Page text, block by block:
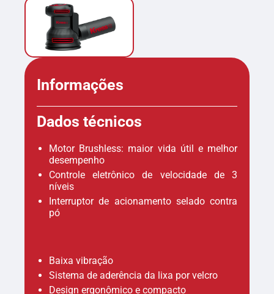
Informações
Dados técnicos
Motor Brushless: maior vida útil e melhor
desempenho
Controle eletrônico de velocidade de 3
níveis
Interruptor de acionamento selado contra
pó
Baixa vibração
Sistema de aderência da lixa por velcro
Design ergonômico e compacto